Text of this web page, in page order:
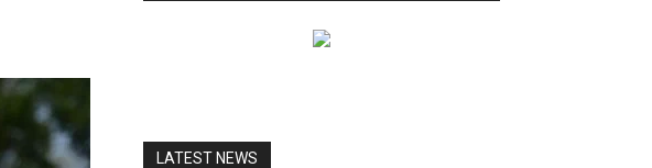
LATEST NEWS